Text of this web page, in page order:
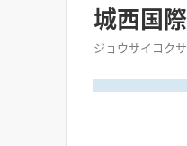
城西国
ジョウサイコク